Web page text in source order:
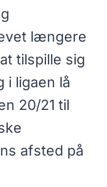
længere
tilspille sig
i ligaen lå
20/21 til
afsted på